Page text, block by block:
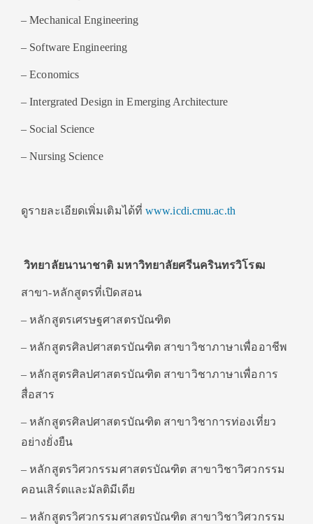
– Mechanical Engineering
– Software Engineering
– Economics
– Intergrated Design in Emerging Architecture
– Social Science
– Nursing Science
ดูรายละเอียดเพิ่มเติมได้ที่www.icdi.cmu.ac.th
วิทยาลัยนานาชาติ มหาวิทยาลัยศรีนครินทรวิโรฒ
สาขา-หลักสูตรที่เปิดสอน
– หลักสูตรเศรษฐศาสตรบัณฑิต
– หลักสูตรศิลปศาสตรบัณฑิต สาขาวิชาภาษาเพื่ออาชีพ
– หลักสูตรศิลปศาสตรบัณฑิต สาขาวิชาภาษาเพื่อการ
สื่อสาร
– หลักสูตรศิลปศาสตรบัณฑิต สาขาวิชาการท่องเที่ยว
อย่างยั่งยืน
– หลักสูตรวิศวกรรมศาสตรบัณฑิต สาขาวิชาวิศวกรรม
คอนเสิร์ตและมัลติมีเดีย
– หลักสูตรวิศวกรรมศาสตรบัณฑิต สาขาวิชาวิศวกรรม